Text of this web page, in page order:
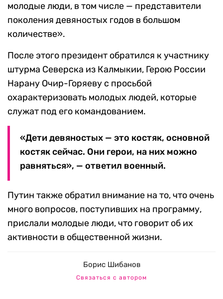
молодые люди, в том числе — представители
поколения девяностых годов в большом
количестве».
После этого президент обратился к участнику
штурма Северска из Калмыкии, Герою России
Нарану Очир-Горяеву с просьбой
охарактеризовать молодых людей, которые
служат под его командованием.
«Дети девяностых — это костяк, основной
костяк сейчас. Они герои, на них можно
равняться», — ответил военный.
Путин также обратил внимание на то, что очень
много вопросов, поступивших на программу,
прислали молодые люди, что говорит об их
активности в общественной жизни.
Борис Шибанов
Связаться с автором